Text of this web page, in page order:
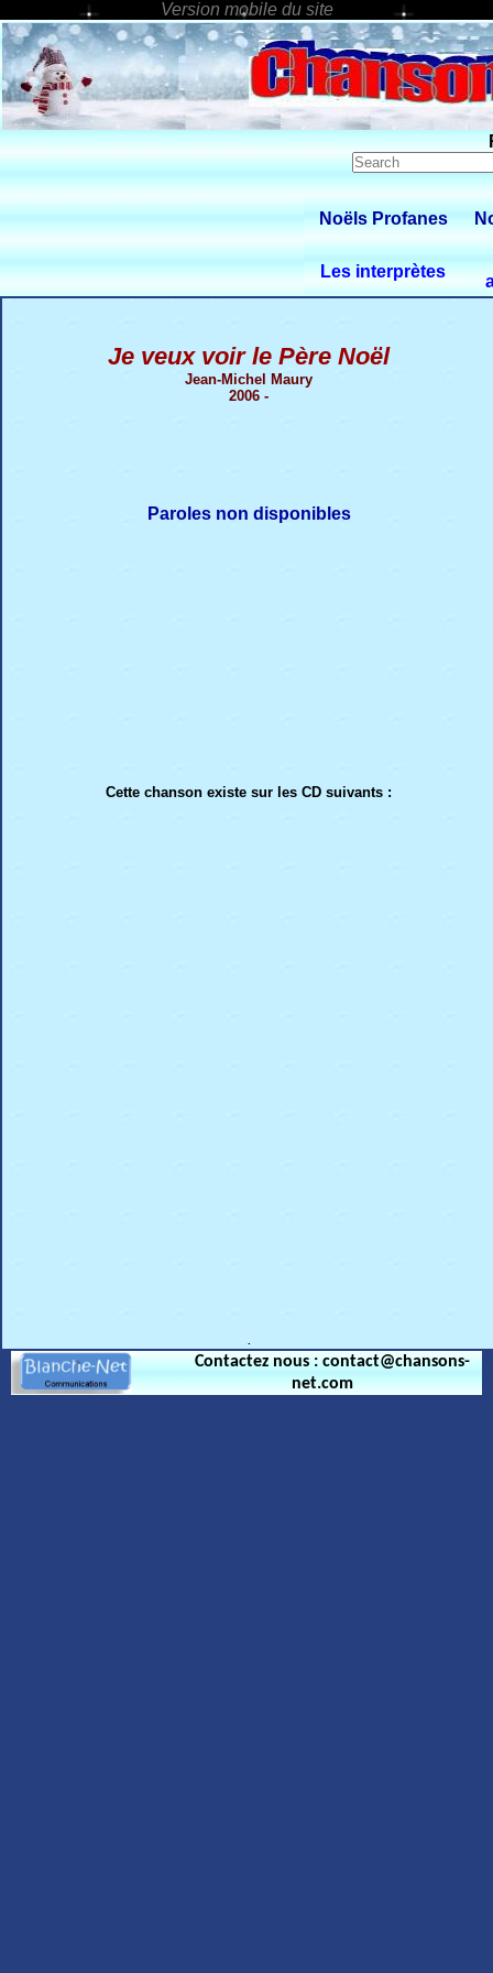
Noëls Profanes
Les interprètes
Je veux voir le Père Noël
Jean-Michel Maury
2006 -
Paroles non disponibles
Cette chanson existe sur les CD suivants :
Contactez nous : contact@chansons-
net.com